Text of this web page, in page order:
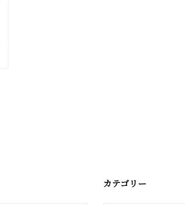
カテゴリー